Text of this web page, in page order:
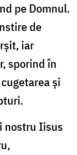
pe Domnul.
de
iar
sporind în
și
nostru Iisus